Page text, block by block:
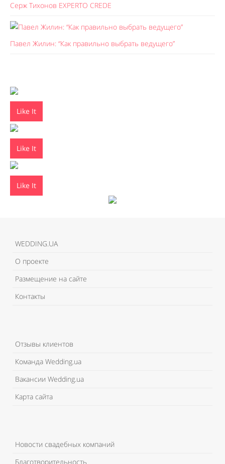
Серж Тихонов EXPERTO CREDE
Павел Жилин: “Как правильно выбрать ведущего”
Like It
Like It
Like It
WEDDING.UA
О проекте
Размещение на сайте
Контакты
Отзывы клиентов
Команда Wedding.ua
Вакансии Wedding.ua
Карта сайта
Новости свадебных компаний
Благотворительность